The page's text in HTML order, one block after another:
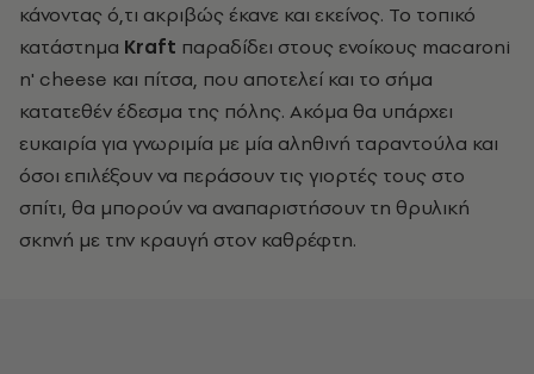
κάνοντας ό,τι ακριβώς έκανε και εκείνος. Το τοπικό
κατάστημα Kraft παραδίδει στους ενοίκους macaroni
n' cheese και πίτσα, που αποτελεί και το σήμα
κατατεθέν έδεσμα της πόλης. Ακόμα θα υπάρχει
ευκαιρία για γνωριμία με μία αληθινή ταραντούλα και
όσοι επιλέξουν να περάσουν τις γιορτές τους στο
σπίτι, θα μπορούν να αναπαριστήσουν τη θρυλική
σκηνή με την κραυγή στον καθρέφτη.